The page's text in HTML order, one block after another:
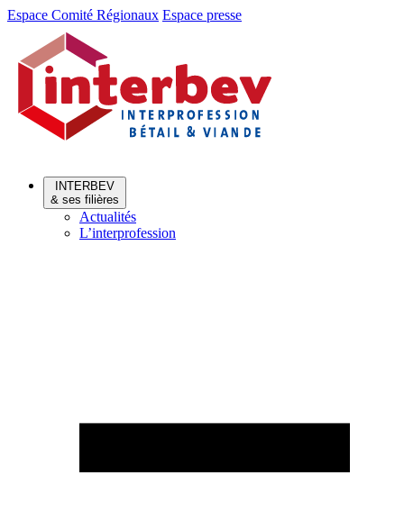
Aller
Aller
contenu
Espace Comité Régionaux Espace presse
INTERBEV
& ses filières
Actualités
L’interprofession